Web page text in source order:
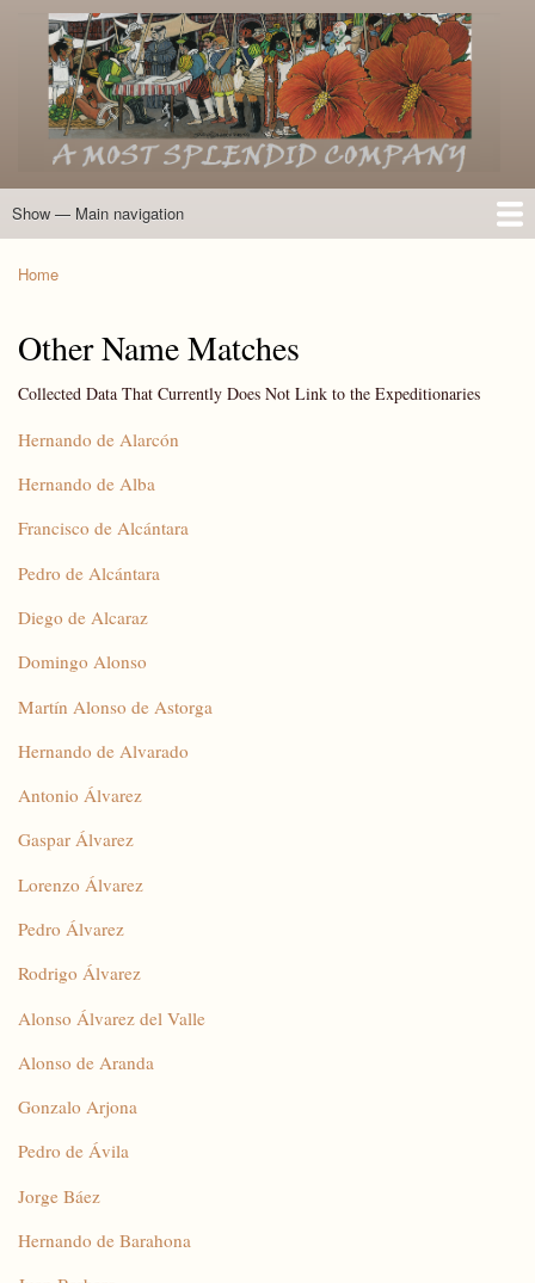
Skip
to
main
content
Main
Show — Main navigation
Home
Introduction
Members of the Expedition
Directory of Members
Other Key Players
Other Name Matches
Glossary
Bibliography
Maps
Photographs
About
Home
Other Name Matches
Collected Data That Currently Does Not Link to the Expeditionaries
Hernando de Alarcón
Hernando de Alba
Francisco de Alcántara
Pedro de Alcántara
Diego de Alcaraz
Domingo Alonso
Martín Alonso de Astorga
Hernando de Alvarado
Antonio Álvarez
Gaspar Álvarez
Lorenzo Álvarez
Pedro Álvarez
Rodrigo Álvarez
Alonso Álvarez del Valle
Alonso de Aranda
Gonzalo Arjona
Pedro de Ávila
Jorge Báez
Hernando de Barahona